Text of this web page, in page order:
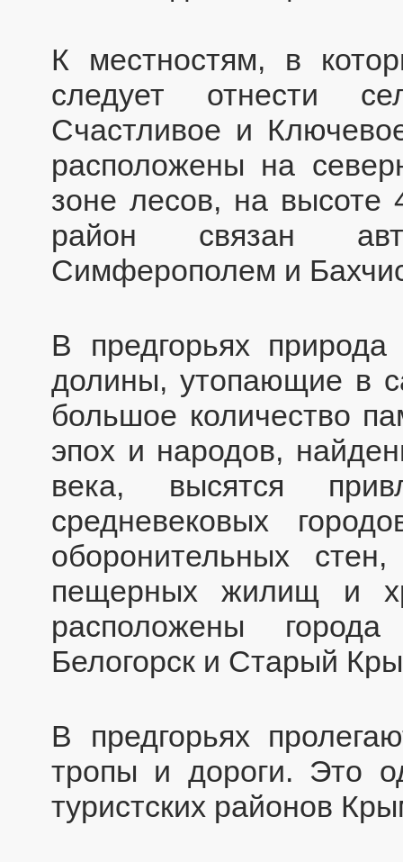
К местностям, в
следует отнести
Счастливое и
расположены на
зоне лесов, на
район связан
Симферополем и
В предгорьях
долины, утопающие в
большое количество
эпох и народов,
века, высятся
средневековых
оборонительных
пещерных жилищ и
расположены
Белогорск и Старый
В предгорьях
тропы и дороги. Это
туристских районов